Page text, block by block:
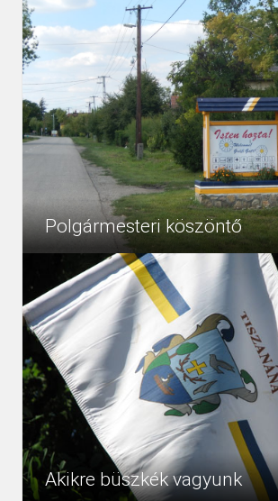
Polgármesteri köszöntő
„Otthon az, ahova hazatérsz. Ahol otthon
otthon. Nem kell hozzá sok, csak egy
érzés....
4562 Egyéb
Akikre büszkék vagyunk